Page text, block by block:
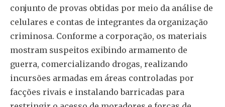
conjunto de provas obtidas por meio da análise de
celulares e contas de integrantes da organização
criminosa. Conforme a corporação, os materiais
mostram suspeitos exibindo armamento de
guerra, comercializando drogas, realizando
incursões armadas em áreas controladas por
facções rivais e instalando barricadas para